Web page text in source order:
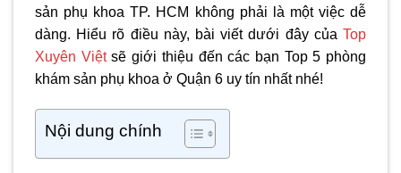
sản phụ khoa TP. HCM không phải là một việc dễ
dàng. Hiểu rõ điều này, bài viết dưới đây của Top
Xuyên Việtsẽ giới thiệu đến các bạn Top 5 phòng
khám sản phụ khoa ở Quận 6 uy tín nhất nhé!
Nội dung chính